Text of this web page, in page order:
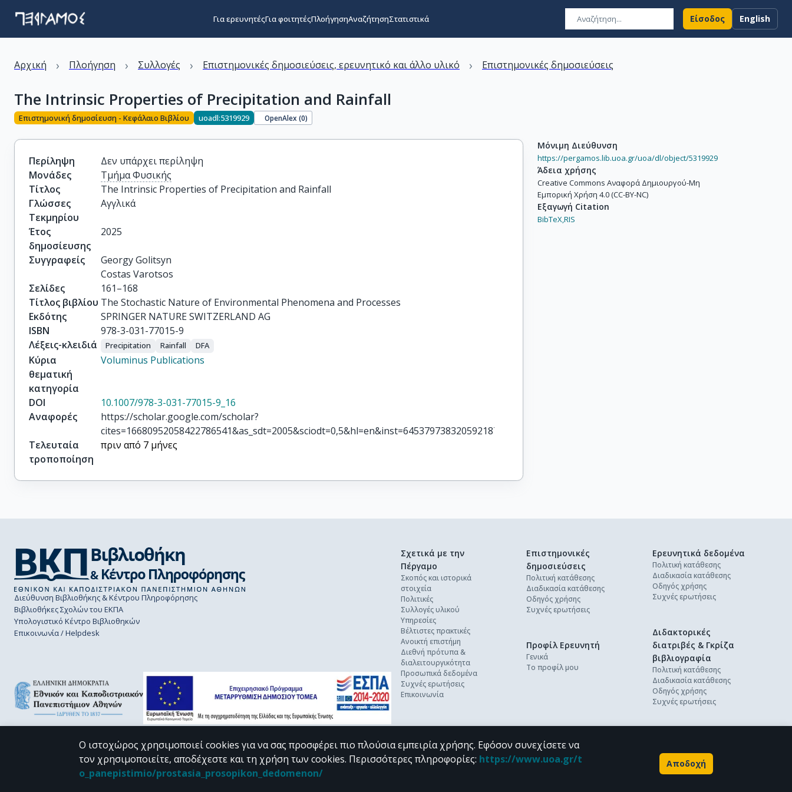
Για ερευνητέςΓια φοιτητέςΠλοήγησηΑναζήτησηΣτατιστικά Είσοδος English
Αρχική › Πλοήγηση › Συλλογές › Επιστημονικές δημοσιεύσεις, ερευνητικό και άλλο υλικό › Επιστημονικές δημοσιεύσεις
The Intrinsic Properties of Precipitation and Rainfall
Επιστημονική δημοσίευση - Κεφάλαιο Βιβλίου uoadl:5319929 OpenAlex (0)
Περίληψη
Δεν υπάρχει περίληψη
Μονάδες
Τμήμα Φυσικής
Τίτλος
The Intrinsic Properties of Precipitation and Rainfall
Γλώσσες
Τεκμηρίου
Αγγλικά
Έτος
δημοσίευσης
2025
Συγγραφείς
Georgy Golitsyn
Costas Varotsos
Σελίδες
161–168
Τίτλος βιβλίου The Stochastic Nature of Environmental Phenomena and Processes
Εκδότης
SPRINGER NATURE SWITZERLAND AG
ISBN
978-3-031-77015-9
Λέξεις-κλειδιά
Precipitation Rainfall DFA
Κύρια
θεματική
κατηγορία
Voluminus Publications
DOI
10.1007/978-3-031-77015-9_16
Αναφορές
https://scholar.google.com/scholar?
cites=16680952058422786541&as_sdt=2005&sciodt=0,5&hl=en&inst=6453797383205921872
Τελευταία
τροποποίηση
πριν από 7 μήνες
Μόνιμη Διεύθυνση
https://pergamos.lib.uoa.gr/uoa/dl/object/5319929
Άδεια χρήσης
Creative Commons Αναφορά Δημιουργού-Μη
Εμπορική Χρήση 4.0 (CC-BY-NC)
Εξαγωγή Citation
BibTeX,RIS
Διεύθυνση Βιβλιοθήκης & Κέντρου Πληροφόρησης
Βιβλιοθήκες Σχολών του ΕΚΠΑ
Υπολογιστικό Κέντρο Βιβλιοθηκών
Επικοινωνία / Helpdesk
Σχετικά με την
Πέργαμο
Σκοπός και ιστορικά
στοιχεία
Πολιτικές
Συλλογές υλικού
Υπηρεσίες
Βέλτιστες πρακτικές
Ανοικτή επιστήμη
Διεθνή πρότυπα &
διαλειτουργικότητα
Προσωπικά δεδομένα
Συχνές ερωτήσεις
Επικοινωνία
Επιστημονικές
δημοσιεύσεις
Πολιτική κατάθεσης
Διαδικασία κατάθεσης
Οδηγός χρήσης
Συχνές ερωτήσεις
Ερευνητικά δεδομένα
Πολιτική κατάθεσης
Διαδικασία κατάθεσης
Οδηγός χρήσης
Συχνές ερωτήσεις
Διδακτορικές
διατριβές & Γκρίζα
βιβλιογραφία
Πολιτική κατάθεσης
Διαδικασία κατάθεσης
Οδηγός χρήσης
Συχνές ερωτήσεις
Προφίλ Ερευνητή
Γενικά
Το προφίλ μου
CC BY-NC 4.0
Ο ιστοχώρος χρησιμοποιεί cookies για να σας προσφέρει πιο πλούσια εμπειρία χρήσης. Εφόσον συνεχίσετε να
τον χρησιμοποιείτε, αποδέχεστε και τη χρήση των cookies. Περισσότερες πληροφορίες: https://www.uoa.gr/t
o_panepistimio/prostasia_prosopikon_dedomenon/
Αποδοχή